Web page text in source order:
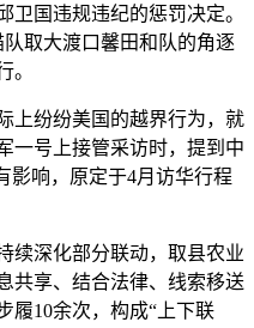
卫国违规违纪的惩罚决定。
取大渡口馨田和队的角逐
。
纷纷美国的越界行为，就
一号上接管采访时，提到中
影响，原定于4月访华行程
深化部分联动，取县农业
共享、结合法律、线索移送
履10余次，构成“上下联